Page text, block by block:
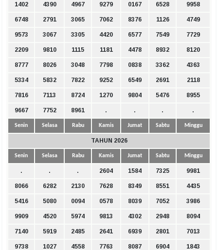
1402 4390 4967 9279 0167 6528 9958
6748 2791 3065 7062 8376 1126 4749
9573 3067 3305 4420 6577 7549 7729
2209 9810 1115 1181 4478 8932 8120
8777 8026 3048 7798 0838 3362 4363
5334 5832 7822 9252 6549 2691 2118
7816 7113 8724 1270 9804 5476 8955
9667 7752 8961 . . . .
Senin Selasa Rabu Kamis Jumat Sabtu Minggu
TAHUN 2026
Senin Selasa Rabu Kamis Jumat Sabtu Minggu
. . . 2604 1584 7325 9981
8066 6282 2130 7628 8349 8551 4435
5416 5080 0094 0578 8039 7052 3986
9909 4520 5974 9813 4302 2948 8094
7140 5919 2485 2641 6939 2801 7013
9738 1027 4558 7763 8087 6904 1843